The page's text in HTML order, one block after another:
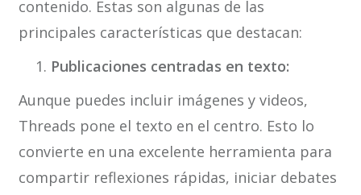
contenido. Estas son algunas de las
principales características que destacan:
Publicaciones centradas en texto:
Aunque puedes incluir imágenes y videos,
Threads pone el texto en el centro. Esto lo
convierte en una excelente herramienta para
compartir reflexiones rápidas, iniciar debates